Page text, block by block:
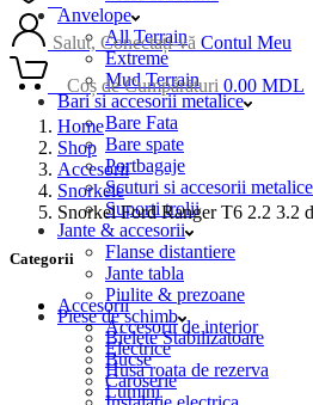
Anvelope
All Terrain
Extreme
Mud Terrain
Bari si accesorii metalice
Bare Fata
Bare spate
Portbagaje
Scuturi si accesorii metalice
Suporti trolii
Jante & accesorii
Flanse distantiere
Jante tabla
Piulite & prezoane
Piese de schimb
Bielete Stabilizatoare
Bucse
Caroserie
Salut, Conectați-vă Contul Meu
Coș de Cumpărături 0.00 MDL
Home
Shop
Accesorii
Snorkele
Snorkel Ford Ranger T6 2.2 3.2
Categorii
Accesorii
Accesorii de interior
Electrice
Husa roata de rezerva
Lumini